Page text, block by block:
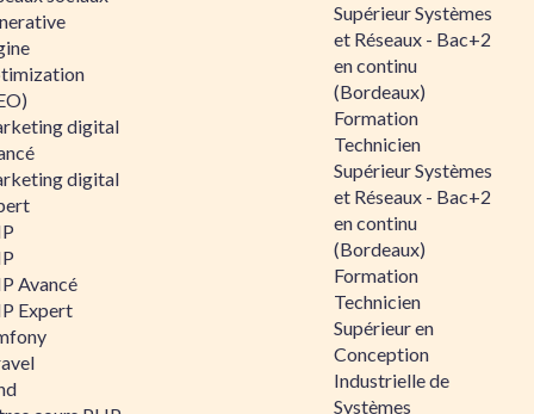
digital
digital
Avancé
Expert
Supérieur Systèmes
et Réseaux - Bac+2
en continu
(Bordeaux)
Formation
Technicien
Supérieur Systèmes
et Réseaux - Bac+2
en continu
(Bordeaux)
Formation
Technicien
Supérieur en
Conception
Industrielle de
Systèmes